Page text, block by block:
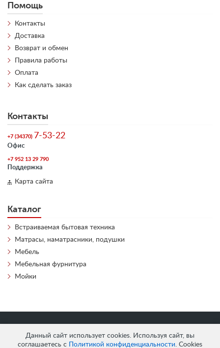
Данный сайт использует cookies. Используя сайт, вы
соглашаетесь с
Политикой конфиденциальности. Cookies
Помощь
Контакты
Доставка
Возврат и обмен
Правила работы
Оплата
Как сделать заказ
Контакты
+7 (34370) 7-53-22
Офис
+7 952 13 29 790
Поддержка
Карта сайта
Каталог
Встраиваемая бытовая техника
Матрасы, наматрасники, подушки
Мебель
Мебельная фурнитура
Мойки